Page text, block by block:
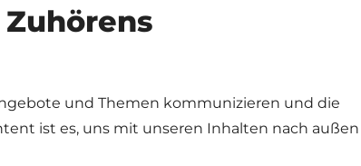
und Themen kommunizieren und die
ist es, uns mit unseren Inhalten nach außen